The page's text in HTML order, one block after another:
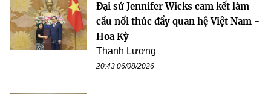
Đại sứ Jennifer Wicks cam kết làm
cầu nối thúc đẩy quan hệ Việt Nam -
Hoa Kỳ
Thanh Lương
20:43 06/08/2026